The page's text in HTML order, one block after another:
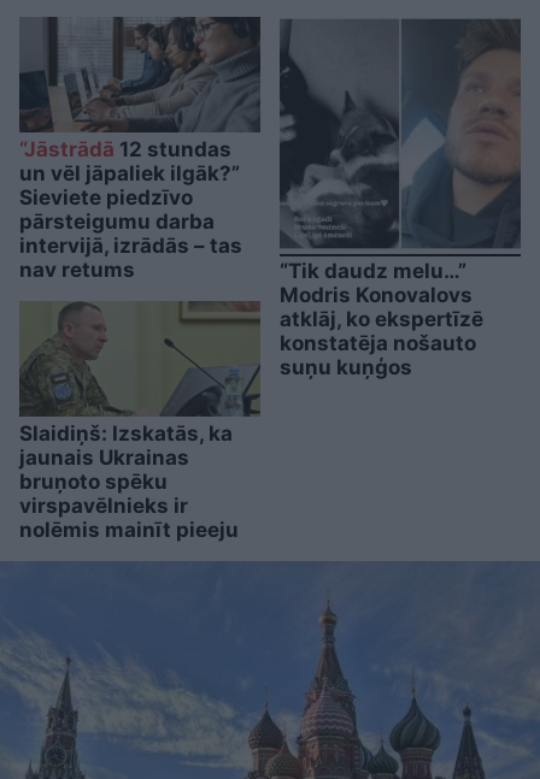
“Jāstrādā 12 stundas
un vēl jāpaliek ilgāk?”
Sieviete piedzīvo
pārsteigumu darba
intervijā, izrādās – tas
nav retums
Slaidiņš: Izskatās, ka
jaunais Ukrainas
bruņoto spēku
virspavēlnieks ir
nolēmis mainīt pieeju
“Tik daudz melu…”
Modris Konovalovs
atklāj, ko ekspertīzē
konstatēja nošauto
suņu kuņģos